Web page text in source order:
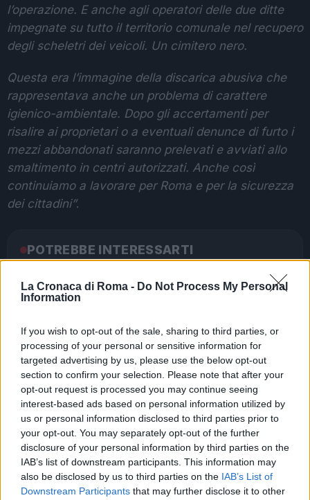
La Cronaca di Roma - Do Not Process My Personal
Information
If you wish to opt-out of the sale, sharing to third parties, or
processing of your personal or sensitive information for
targeted advertising by us, please use the below opt-out
section to confirm your selection. Please note that after your
opt-out request is processed you may continue seeing
interest-based ads based on personal information utilized by
us or personal information disclosed to third parties prior to
your opt-out. You may separately opt-out of the further
disclosure of your personal information by third parties on the
IAB’s list of downstream participants. This information may
also be disclosed by us to third parties on the IAB’s List of
Downstream Participants that may further disclose it to other
l’operazione. E anche agli operatori delle due ditte
impegnate su tutto il territorio comunale nel recupero
degli scheletri dei veicoli. Un cimitero nero.
Questa era l’immagine della discarica abusiva che
rappresentava anche un problema di carattere
igienico-ambientale. Dopo gli accertamenti per
risalire ai proprietari o a eventuali denunce di furto i
mezzi abbandonati saranno prelevati e avviati allo
smaltimento in centri autorizzati. Anche così
continuiamo a lavorare per Roma e per la sicurezza
dei cittadini”.
POTREBBE INTERESSARTI
ROMA PONTE GALERIA Ok alla
discarica di amianto a Monte
ROMA Album di famiglia antico
trovato in discarica dell’Aniene
6 anni fa
ULTIME AS ROMA – FRANCESCO TOTTI RINGRAZIA I
TIFOSI
Precedente
ULTIME AS ROMA
Successiva
ROMA Guerra alle